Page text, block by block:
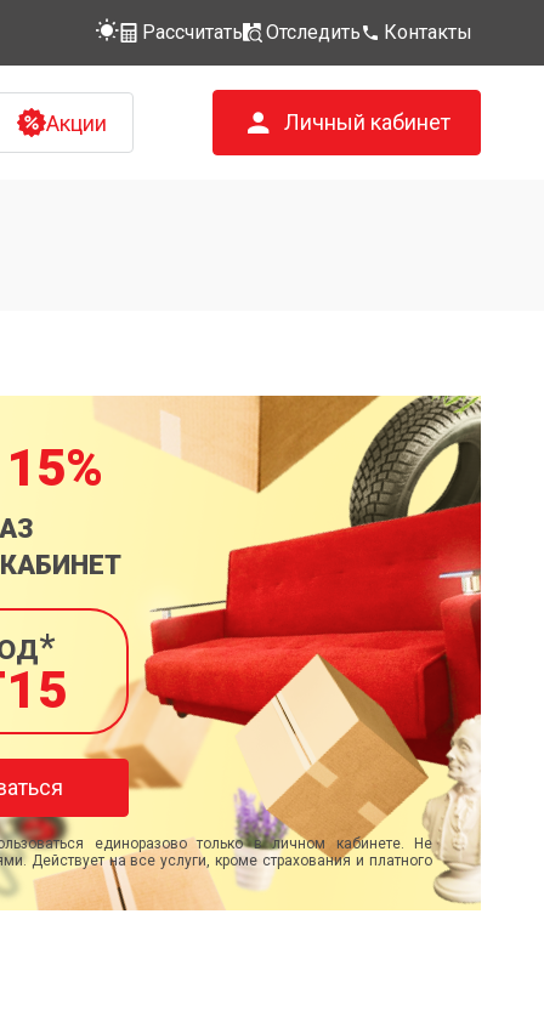
Рассчитать Отследить Контакты
Акции Личный кабинет
единоразово только в личном кабинете. Не
Действует на все услуги, кроме страхования и платного